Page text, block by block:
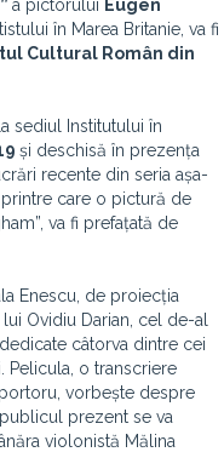
a pictorului Eugen
în Marea Britanie, va fi
Cultural Român din
sediul Institutului în
și deschisă în prezența
recente din seria așa-
care o pictură de
va fi prefațată de
Enescu, de proiecția
Ovidiu Darian, cel de-al
câtorva dintre cei
Pelicula, o transcriere
vorbește despre
prezent se va
violonistă Mălina